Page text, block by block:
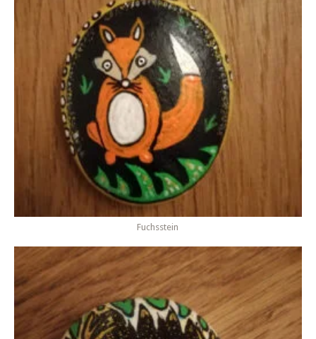
Fuchsstein